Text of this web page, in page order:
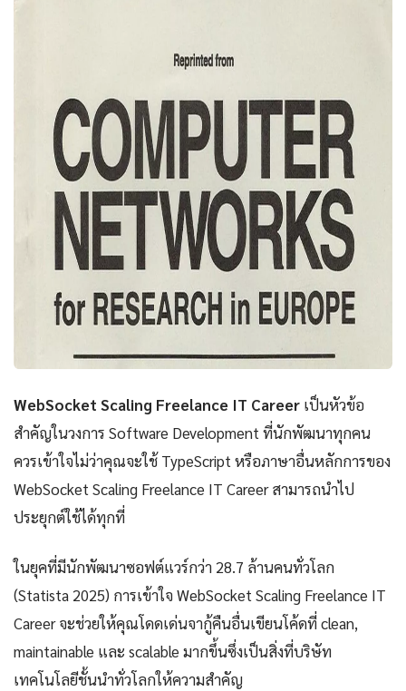
WebSocket Scaling Freelance IT Career เป็นหัวข้อ
สำคัญในวงการ Software Development ที่นักพัฒนาทุกคน
ควรเข้าใจไม่ว่าคุณจะใช้ TypeScript หรือภาษาอื่นหลักการของ
WebSocket Scaling Freelance IT Career สามารถนำไป
ประยุกต์ใช้ได้ทุกที่
ในยุคที่มีนักพัฒนาซอฟต์แวร์กว่า 28.7 ล้านคนทั่วโลก
(Statista 2025) การเข้าใจ WebSocket Scaling Freelance IT
Career จะช่วยให้คุณโดดเด่นจากู้คืนอื่นเขียนโค้ดที่ clean,
maintainable และ scalable มากขึ้นซึ่งเป็นสิ่งที่บริษัท
เทคโนโลยีชั้นนำทั่วโลกให้ความสำคัญ